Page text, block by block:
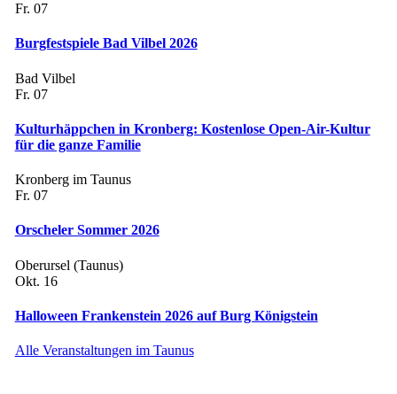
Fr. 07
Burgfestspiele Bad Vilbel 2026
Bad Vilbel
Fr. 07
Kulturhäppchen in Kronberg: Kostenlose Open-Air-Kultur
für die ganze Familie
Kronberg im Taunus
Fr. 07
Orscheler Sommer 2026
Oberursel (Taunus)
Okt. 16
Halloween Frankenstein 2026 auf Burg Königstein
Alle Veranstaltungen im Taunus